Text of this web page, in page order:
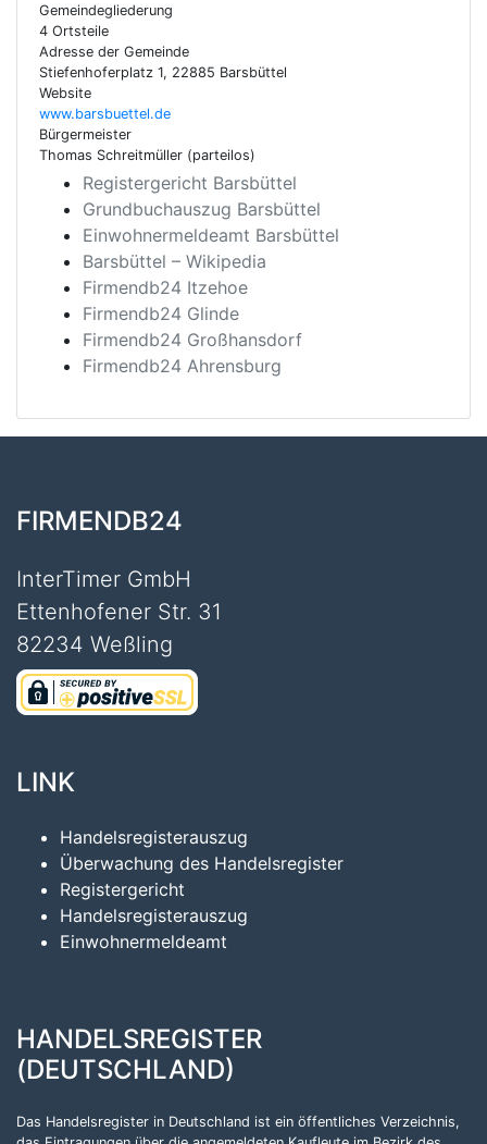
Gemeindegliederung
4 Ortsteile
Adresse der Gemeinde
Stiefenhoferplatz 1, 22885 Barsbüttel
Website
www.barsbuettel.de
Bürgermeister
Thomas Schreitmüller (parteilos)
Registergericht Barsbüttel
Grundbuchauszug Barsbüttel
Einwohnermeldeamt Barsbüttel
Barsbüttel – Wikipedia
Firmendb24 Itzehoe
Firmendb24 Glinde
Firmendb24 Großhansdorf
Firmendb24 Ahrensburg
FIRMENDB24
InterTimer GmbH
Ettenhofener Str. 31
82234 Weßling
LINK
Handelsregisterauszug
Überwachung des Handelsregister
Registergericht
Handelsregisterauszug
Einwohnermeldeamt
HANDELSREGISTER
(DEUTSCHLAND)
Das Handelsregister in Deutschland ist ein öffentliches Verzeichnis,